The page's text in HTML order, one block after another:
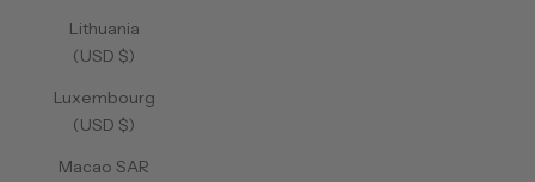
Lithuania
(USD $)
Luxembourg
(USD $)
Macao SAR